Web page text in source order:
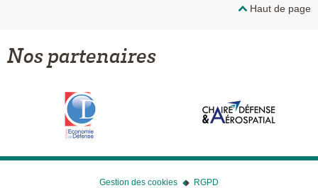
Haut de page
Nos partenaires
Gestion des cookies RGPD